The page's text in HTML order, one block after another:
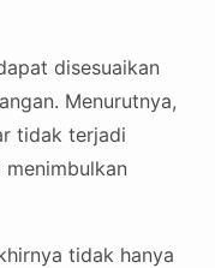
disesuaikan
Menurutnya,
tidak terjadi
tidak hanya